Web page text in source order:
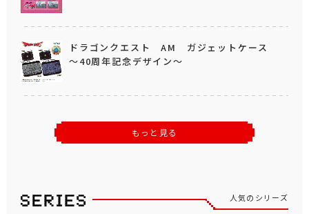
ドラゴンクエスト AM ガジェットケース
～40周年記念デザイン～
もっと見る
人気のシリーズ